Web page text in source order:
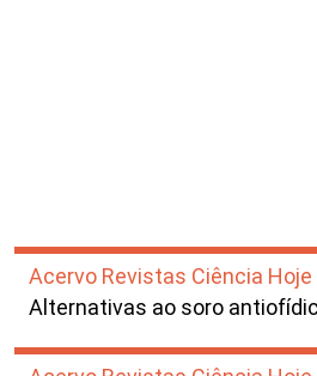
Acervo Revistas Ciência Hoje
Alternativas ao soro